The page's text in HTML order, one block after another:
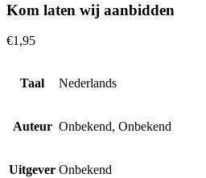
Kom laten wij aanbidden
€1,95
Taal Nederlands
Auteur Onbekend, Onbekend
Uitgever Onbekend